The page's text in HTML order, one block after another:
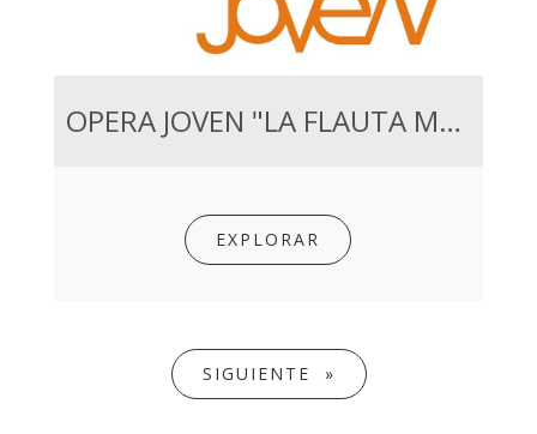
OPERA JOVEN "LA FLAUTA MAGICA"
EXPLORAR
SIGUIENTE »